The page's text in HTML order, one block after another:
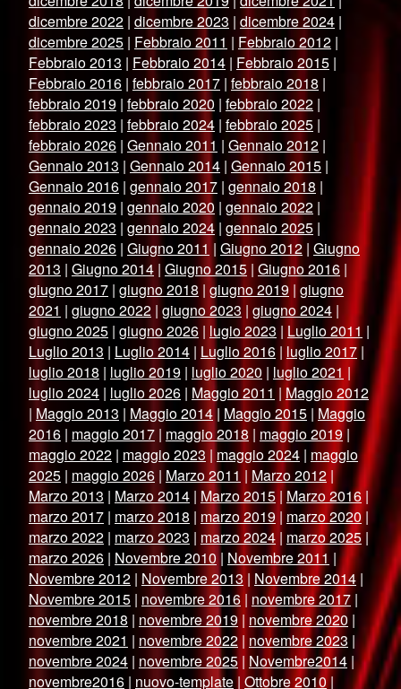
dicembre 2022 | dicembre 2023 | dicembre 2024 |
dicembre 2025 | Febbraio 2011 | Febbraio 2012 |
Febbraio 2013 | Febbraio 2014 | Febbraio 2015 |
Febbraio 2016 | febbraio 2017 | febbraio 2018 |
febbraio 2019 | febbraio 2020 | febbraio 2022 |
febbraio 2023 | febbraio 2024 | febbraio 2025 |
febbraio 2026 | Gennaio 2011 | Gennaio 2012 |
Gennaio 2013 | Gennaio 2014 | Gennaio 2015 |
Gennaio 2016 | gennaio 2017 | gennaio 2018 |
gennaio 2019 | gennaio 2020 | gennaio 2022 |
gennaio 2023 | gennaio 2024 | gennaio 2025 |
gennaio 2026 | Giugno 2011 | Giugno 2012 | Giugno
2013 | Giugno 2014 | Giugno 2015 | Giugno 2016 |
giugno 2017 | giugno 2018 | giugno 2019 | giugno
2021 | giugno 2022 | giugno 2023 | giugno 2024 |
giugno 2025 | giugno 2026 | lugio 2023 | Luglio 2011 |
Luglio 2013 | Luglio 2014 | Luglio 2016 | luglio 2017|
luglio 2018 | luglio 2019 | luglio 2020 | luglio 2021 |
luglio 2024 | luglio 2026 | Maggio 2011 | Maggio 2012
| Maggio 2013 | Maggio 2014 | Maggio 2015 | Maggio
2016 | maggio 2017 | maggio 2018 | maggio 2019|
maggio 2022 | maggio 2023 | maggio 2024 | maggio
2025 | maggio 2026 | Marzo 2011 | Marzo 2012 |
Marzo 2013 | Marzo 2014 | Marzo 2015 | Marzo 2016|
marzo 2017 | marzo 2018 | marzo 2019 | marzo 2020|
marzo 2022 | marzo 2023 | marzo 2024 | marzo 2025|
marzo 2026 | Novembre 2010 | Novembre 2011 |
Novembre 2012 | Novembre 2013 | Novembre 2014 |
Novembre 2015 | novembre 2016 | novembre 2017|
novembre 2018 | novembre 2019 | novembre 2020 |
novembre 2021 | novembre 2022 | novembre 2023 |
novembre 2024 | novembre 2025 | Novembre2014 |
novembre2016 | nuovo-template | Ottobre 2010|